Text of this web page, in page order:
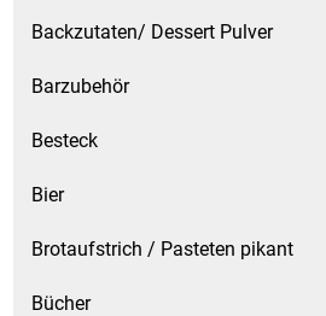
Backzutaten/ Dessert Pulver
Barzubehör
Besteck
Bier
Brotaufstrich / Pasteten pikant
Bücher